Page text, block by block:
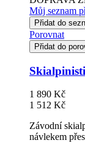
Můj seznam
Přidat do
Porovnat
Přidat do
1 890 Kč
1 512 Kč
Závodní
návlekem